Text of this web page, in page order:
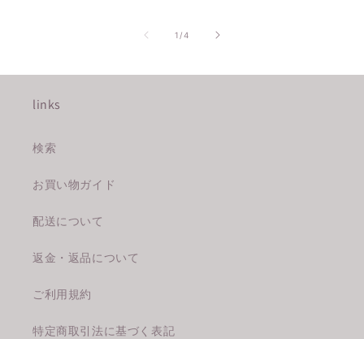
1 /の
4
links
検索
お買い物ガイド
配送について
返金・返品について
ご利用規約
特定商取引法に基づく表記